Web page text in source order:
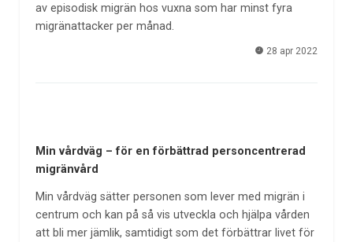
av episodisk migrän hos vuxna som har minst fyra
migränattacker per månad.
28 apr 2022
Min vårdväg – för en förbättrad personcentrerad
migränvård
Min vårdväg sätter personen som lever med migrän i
centrum och kan på så vis utveckla och hjälpa vården
att bli mer jämlik, samtidigt som det förbättrar livet för